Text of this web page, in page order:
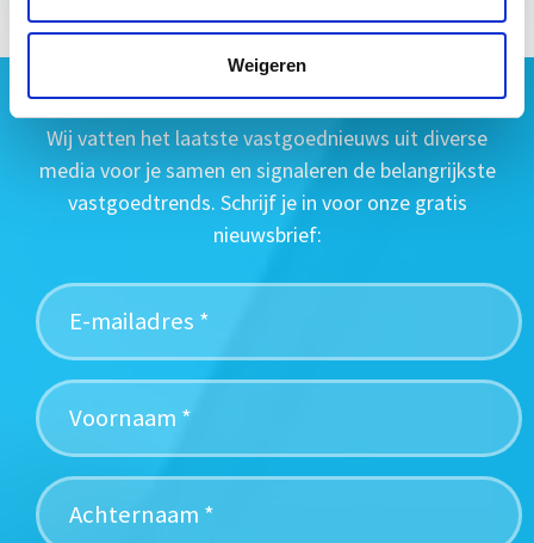
Weigeren
Geen vastgoednieuws missen?
Wij vatten het laatste vastgoednieuws uit diverse
media voor je samen en signaleren de belangrijkste
vastgoedtrends. Schrijf je in voor onze gratis
nieuwsbrief: